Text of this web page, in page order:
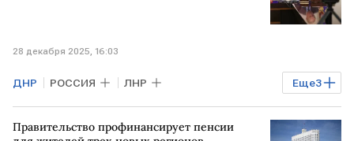
28 декабря 2025, 16:03
Еще3
ДНР РОССИЯ ЛНР
Херсонская область Владимир Путин
Правительство профинансирует пенсии